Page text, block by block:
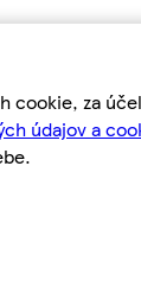
za
údajov a